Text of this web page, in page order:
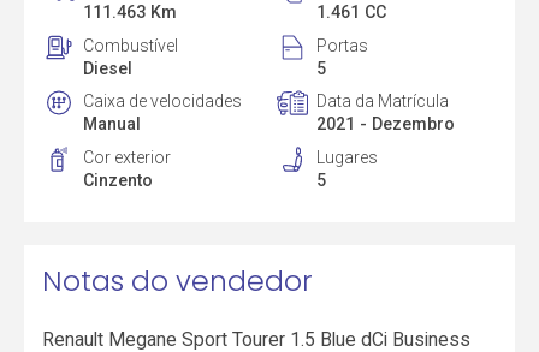
111.463 Km
1.461 CC
Combustível
Diesel
Portas
5
Caixa de velocidades
Manual
Data da Matrícula
2021 - Dezembro
Cor exterior
Cinzento
Lugares
5
Notas do vendedor
Renault Megane Sport Tourer 1.5 Blue dCi Business